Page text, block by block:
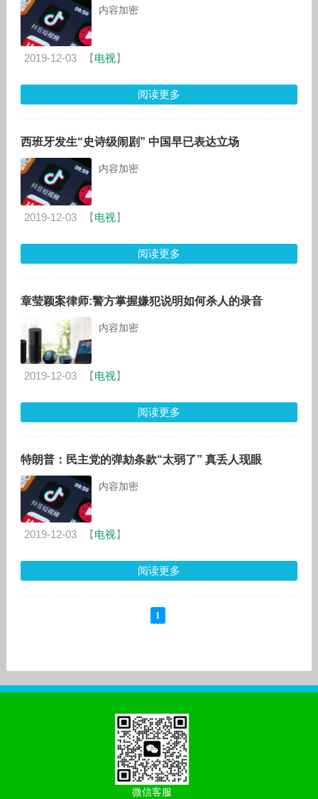
内容加密
2019-12-03 【电视】
阅读更多
西班牙发生“史诗级闹剧” 中国早已表达立场
内容加密
2019-12-03 【电视】
阅读更多
章莹颖案律师:警方掌握嫌犯说明如何杀人的录音
内容加密
2019-12-03 【电视】
阅读更多
特朗普：民主党的弹劾条款“太弱了” 真丢人现眼
内容加密
2019-12-03 【电视】
阅读更多
1
微信客服